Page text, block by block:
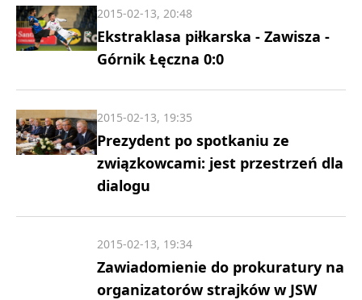
Ekstraklasa piłkarska - Zawisza -
Górnik Łęczna 0:0
2015-02-13, 20:48
Prezydent po spotkaniu ze
związkowcami: jest przestrzeń dla
dialogu
2015-02-13, 19:35
Zawiadomienie do prokuratury na
organizatorów strajków w JSW
2015-02-13, 19:34